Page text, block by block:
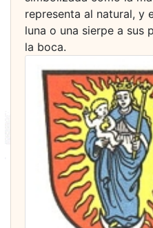
representa al natural, y
luna o una sierpe a sus
la boca.